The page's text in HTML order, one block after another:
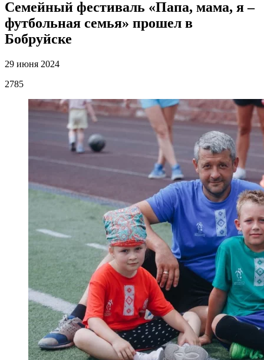
Семейный фестиваль «Папа, мама, я –
футбольная семья» прошел в
Бобруйске
29 июня 2024
2785